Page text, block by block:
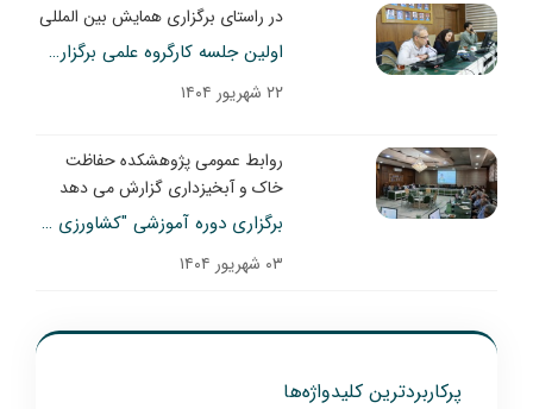
در راستای برگزاری همایش بین المللی
اولین جلسه کارگروه علمی برگزاری همایش بین المللی تغییر اقلیم، مدیریت پایدار کشاورزی و منابع طبیعی
۲۲ شهریور ۱۴۰۴
روابط عمومی پژوهشکده حفاظت
خاک و آبخیزداری گزارش می دهد
برگزاری دوره آموزشی "کشاورزی هوشمند به اقلیم" در پژوهشکده حفاظت خاک و آبخیزداری
۰۳ شهریور ۱۴۰۴
پرکاربردترین کلیدواژه‌ها